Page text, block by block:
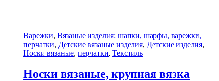
Варежки, Вязаные изделия: шапки, шарфы, варежки,
перчатки, Детские вязаные изделия, Детские изделия,
Носки вязаные, перчатки, Текстиль
Носки вязаные, крупная вязка